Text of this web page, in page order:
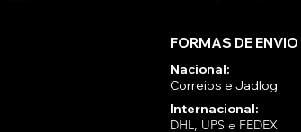
FORMAS DE ENVIO
Nacional:
Correios e Jadlog
Internacional:
DHL, UPS e FEDEX